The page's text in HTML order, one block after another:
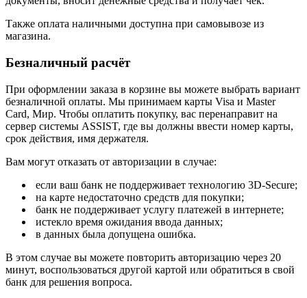
Также оплата наличными доступна при самовывозе из
магазина.
Безналичный расчёт
При оформлении заказа в корзине вы можете выбрать вариант
безналичной оплаты. Мы принимаем карты Visa и Master
Card, Мир. Чтобы оплатить покупку, вас перенаправит на
сервер системы ASSIST, где вы должны ввести номер карты,
срок действия, имя держателя.
Вам могут отказать от авторизации в случае:
если ваш банк не поддерживает технологию 3D-Secure;
на карте недостаточно средств для покупки;
банк не поддерживает услугу платежей в интернете;
истекло время ожидания ввода данных;
в данных была допущена ошибка.
В этом случае вы можете повторить авторизацию через 20
минут, воспользоваться другой картой или обратиться в свой
банк для решения вопроса.